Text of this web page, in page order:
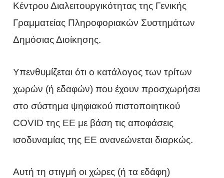
Κέντρου Διαλειτουργικότητας της Γενικής
Γραμματείας Πληροφοριακών Συστημάτων
Δημόσιας Διοίκησης.
Υπενθυμίζεται ότι ο κατάλογος των τρίτων
χωρών (ή εδαφών) που έχουν προσχωρήσει
στο σύστημα ψηφιακού πιστοποιητικού
COVID της ΕΕ με βάση τις αποφάσεις
ισοδυναμίας της ΕΕ ανανεώνεται διαρκώς.
Αυτή τη στιγμή οι χώρες (ή τα εδάφη)